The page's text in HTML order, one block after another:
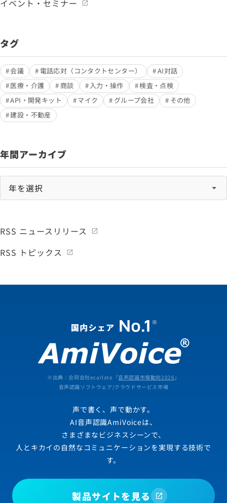
イベント・セミナー
タグ
会議 電話応対（コンタクトセンター）
AI対話
医療・介護
商談 入力・操作
検査・点検
API・開発キット
マイク グループ会社
その他
建設・不動産
年間アーカイブ
RSS ニュースリリース
RSS トピックス
※出典：合同会社ecarlate「音声認識市場動向2026 」
音声認識ソフトウェア/クラウドサービス市場
声で書く、声で動かす。
AI音声認識AmiVoiceは、
さまざまなビジネスシーンで、
人とキカイの自然なコミュニケーションを実現する技術で
す。
製品サイトを見る